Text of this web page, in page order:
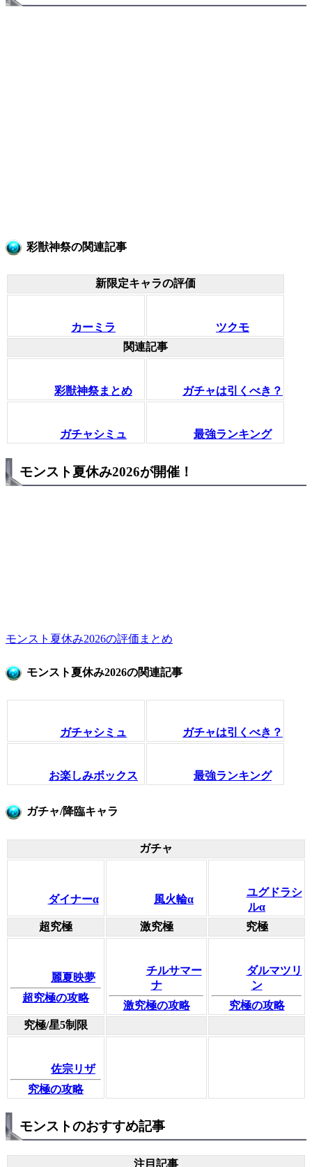
彩獣神祭の関連記事
新限定キャラの評価
カーミラ
ツクモ
関連記事
彩獣神祭まとめ ガチャは引くべき？
ガチャシミュ 最強ランキング
モンスト夏休み2026が開催！
モンスト夏休み2026の評価まとめ
モンスト夏休み2026の関連記事
ガチャシミュ ガチャは引くべき？
お楽しみボックス 最強ランキング
ガチャ/降臨キャラ
ガチャ
ダイナーα 風火輪α
ユグドラシ
ルα
超究極
激究極 究極
麗夏映夢
超究極の攻略
チルサマー
ナ
激究極の攻略
ダルマツリ
ン
究極の攻略
究極/星5制限
佐宗リザ
究極の攻略
モンストのおすすめ記事
注目記事